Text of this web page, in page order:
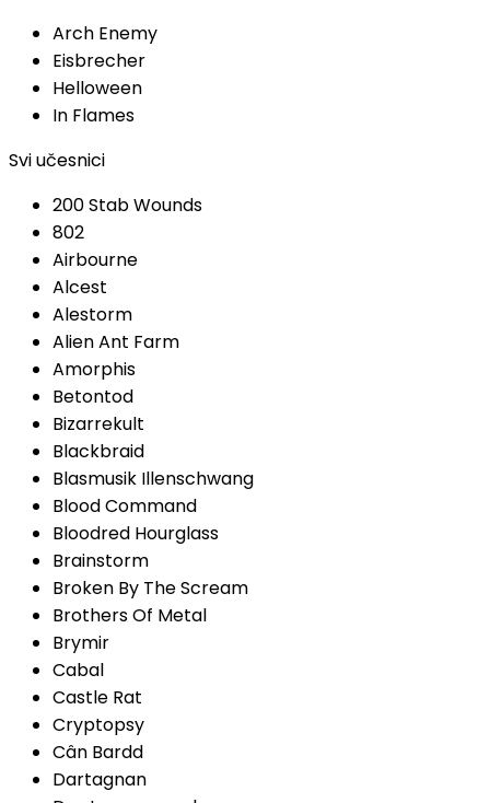
Arch Enemy
Eisbrecher
Helloween
In Flames
Svi učesnici
200 Stab Wounds
802
Airbourne
Alcest
Alestorm
Alien Ant Farm
Amorphis
Betontod
Bizarrekult
Blackbraid
Blasmusik Illenschwang
Blood Command
Bloodred Hourglass
Brainstorm
Broken By The Scream
Brothers Of Metal
Brymir
Cabal
Castle Rat
Cryptopsy
Cân Bardd
Dartagnan